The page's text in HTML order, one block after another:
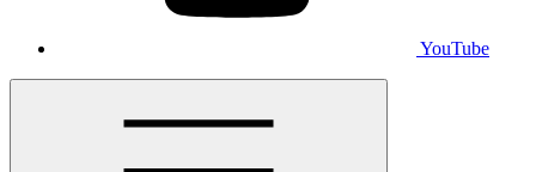
YouTube